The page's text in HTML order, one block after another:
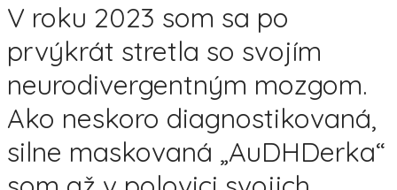
V roku 2023 som sa po
prvýkrát stretla so svojím
neurodivergentným mozgom.
Ako neskoro diagnostikovaná,
silne maskovaná „AuDHDerka“